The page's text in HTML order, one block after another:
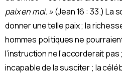
paix en moi. »(Jean 16 : 33.) La
donner une telle paix ; la
hommes politiques ne
l’instruction ne l’accorderait
incapable de la susciter ; la